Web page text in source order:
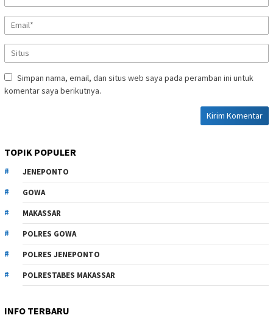
Simpan nama, email, dan situs web saya pada peramban ini untuk
komentar saya berikutnya.
TOPIK POPULER
JENEPONTO
GOWA
MAKASSAR
POLRES GOWA
POLRES JENEPONTO
POLRESTABES MAKASSAR
INFO TERBARU